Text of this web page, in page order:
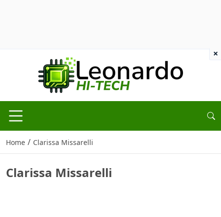
Home / Clarissa Missarelli
Clarissa Missarelli
×